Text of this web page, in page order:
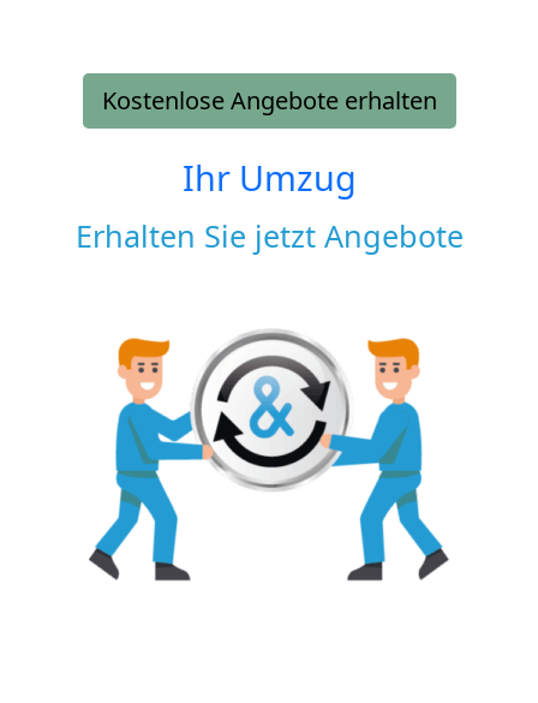
Kostenlose Angebote erhalten
Ihr Umzug
Erhalten Sie jetzt Angebote